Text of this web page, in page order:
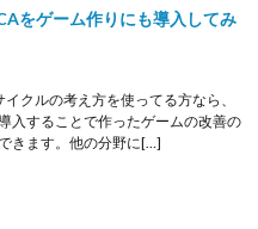
をゲーム作りにも導入してみ
クルの考え方を使ってる方なら、
入することで作ったゲームの改善の
きます。他の分野に[…]